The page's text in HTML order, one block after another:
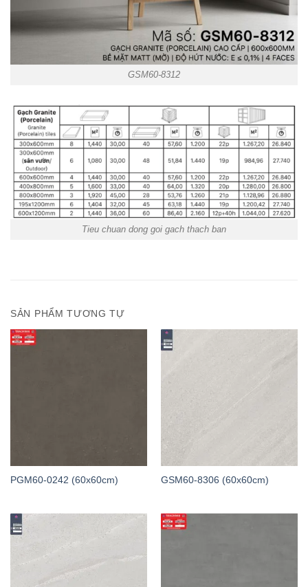
GSM60-8312
Tieu chuan dong goi gach thach ban
SẢN PHẨM TƯƠNG TỰ
PGM60-0242 (60x60cm) GSM60-8306 (60x60cm)